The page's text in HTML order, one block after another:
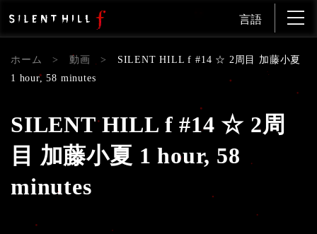
言語
ホーム > 動画 >
SILENT HILL f #14 ☆ 2周目 加藤小夏
1 hour, 58 minutes
SILENT HILL f #14 ☆ 2周
目 加藤小夏 1 hour, 58
minutes